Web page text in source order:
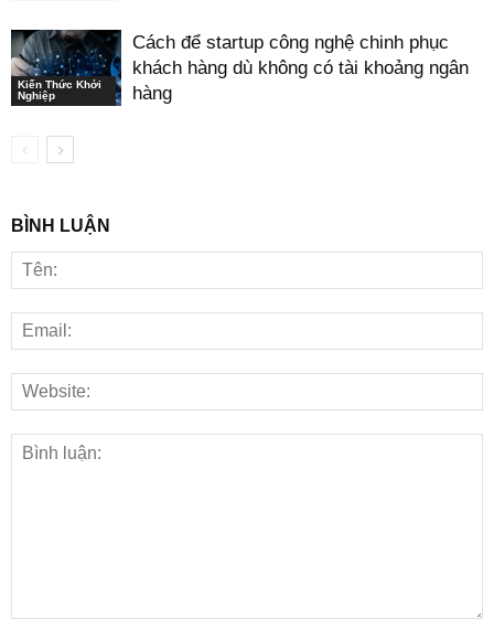
Kiến Thức Khởi
Nghiệp
Cách để startup công nghệ chinh phục
khách hàng dù không có tài khoảng ngân
hàng
BÌNH LUẬN